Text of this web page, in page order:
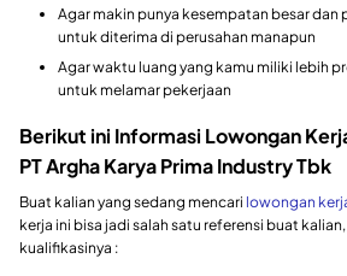
Agar makin punya kesempatan besar dan
untuk diterima di perusahan manapun
Agar waktu luang yang kamu miliki lebih
untuk melamar pekerjaan
Berikut ini Informasi Lowongan
PT Argha Karya Prima Industry Tbk
Buat kalian yang sedang mencari lowongan
kerja ini bisa jadi salah satu referensi buat
kualifikasinya :